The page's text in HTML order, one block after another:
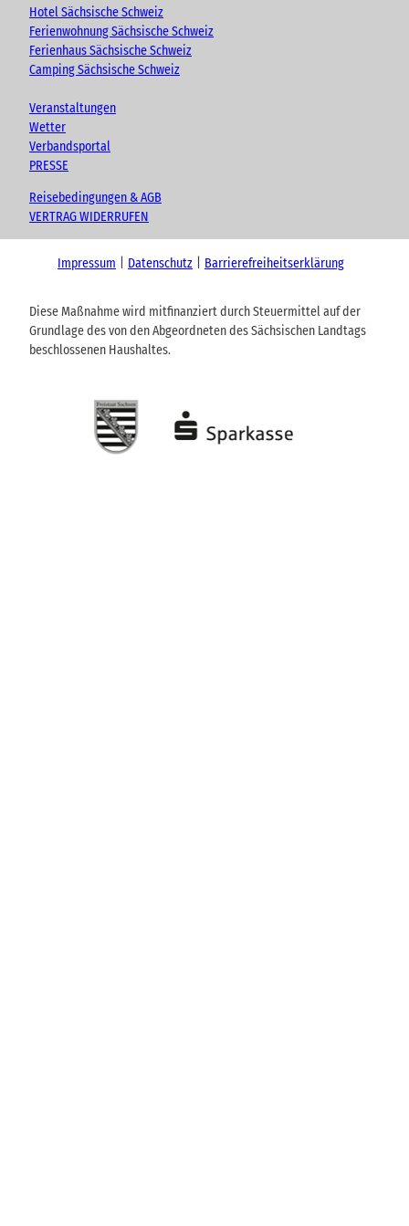
Hotel Sächsische Schweiz
Ferienwohnung Sächsische Schweiz
Ferienhaus Sächsische Schweiz
Camping Sächsische Schweiz
Veranstaltungen
Wetter
Verbandsportal
PRESSE
Reisebedingungen & AGB
VERTRAG WIDERRUFEN
Impressum Datenschutz Barrierefreiheitserklärung
Diese Maßnahme wird mitfinanziert durch Steuermittel auf der
Grundlage des von den Abgeordneten des Sächsischen Landtags
beschlossenen Haushaltes.